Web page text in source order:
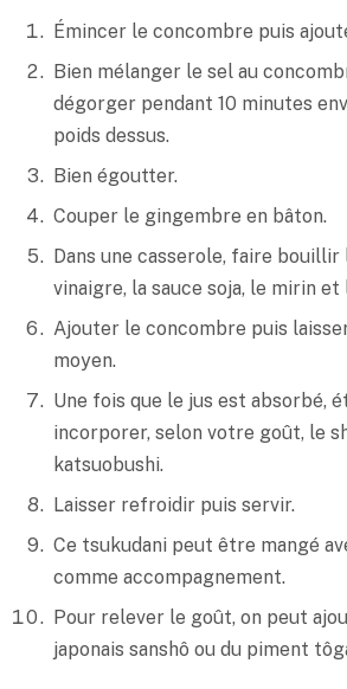
Émincer le concombre puis
Bien mélanger le sel au
dégorger pendant 10 minutes
poids dessus.
Bien égoutter.
Couper le gingembre en bâton.
Dans une casserole, faire bouillir
vinaigre, la sauce soja, le mirin
Ajouter le concombre puis
moyen.
Une fois que le jus est absorbé,
incorporer, selon votre goût, le
katsuobushi.
Laisser refroidir puis servir.
Ce tsukudani peut être mangé
comme accompagnement.
Pour relever le goût, on peut
japonais sanshô ou du piment